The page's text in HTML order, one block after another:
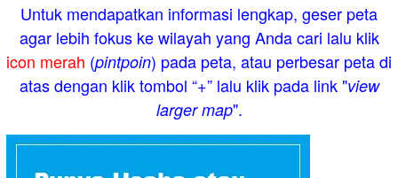
Untuk mendapatkan informasi lengkap, geser peta
agar lebih fokus ke wilayah yang Anda cari lalu klik
icon merah (pintpoin) pada peta, atau perbesar peta di
atas dengan klik tombol “+” lalu klik pada link "view
larger map".